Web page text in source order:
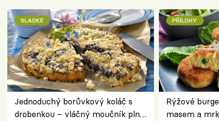
SLADKÉ
Jednoduchý borůvkový koláč s
drobenkou – vláčný moučník plný
PŘÍLOHY
Rýžové
masem a